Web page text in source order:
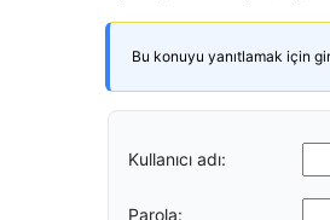
Bu konuyu yanıtlamak için
Kullanıcı adı:
Parola: